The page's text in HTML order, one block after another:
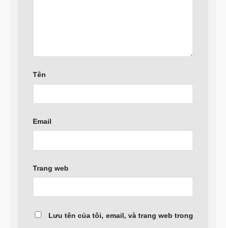
Tên
Email
Trang web
Lưu tên của tôi, email, và trang web trong